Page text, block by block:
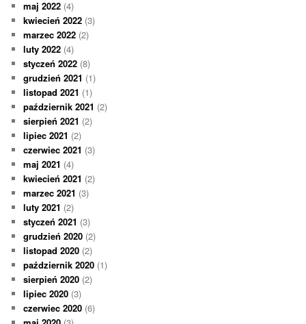
maj 2022 (4)
kwiecień 2022 (3)
marzec 2022 (2)
luty 2022 (4)
styczeń 2022 (8)
grudzień 2021 (1)
listopad 2021 (1)
październik 2021 (2)
sierpień 2021 (2)
lipiec 2021 (2)
czerwiec 2021 (3)
maj 2021 (4)
kwiecień 2021 (2)
marzec 2021 (3)
luty 2021 (2)
styczeń 2021 (3)
grudzień 2020 (2)
listopad 2020 (2)
październik 2020 (1)
sierpień 2020 (2)
lipiec 2020 (3)
czerwiec 2020 (6)